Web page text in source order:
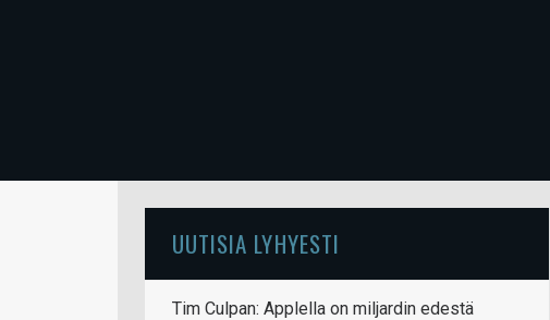
UUTISIA LYHYESTI
Tim Culpan: Applella on miljardin edestä